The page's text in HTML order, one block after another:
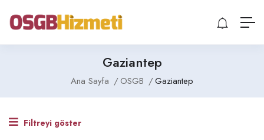
Gaziantep
Ana Sayfa OSGB Gaziantep
Filtreyi göster